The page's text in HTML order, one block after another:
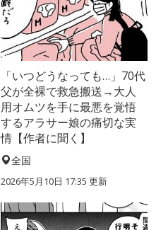
「いつどうなっても…」70代
父が全裸で救急搬送→大人
用オムツを手に最悪を覚悟
するアラサー娘の痛切な実
情【作者に聞く】
全国
2026年5月10日 17:35 更新